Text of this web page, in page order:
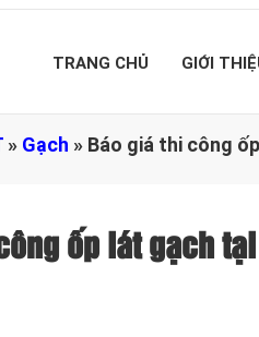
TRANG CHỦ GIỚI
» Gạch » Báo giá thi công
ốp lát gạch